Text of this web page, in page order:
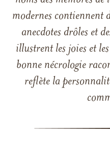
modernes contiennent
anecdotes drôles et
illustrent les joies et
bonne nécrologie
reflète la